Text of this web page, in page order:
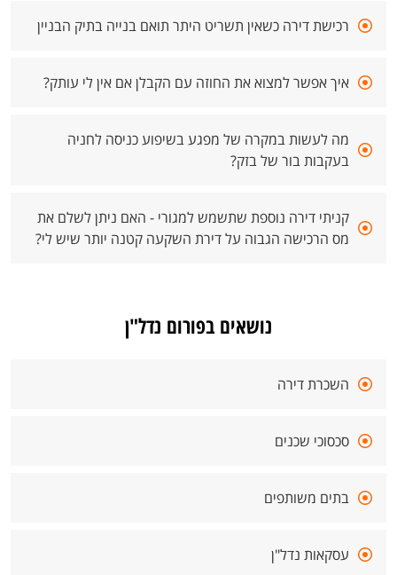
רכישת דירה כשאין תשריט היתר תואם בנייה בתיק הבניין
איך אפשר למצוא את החוזה עם הקבלן אם אין לי עותק?
מה לעשות במקרה של מפגע בשיפוע כניסה לחניה
בעקבות בור של בזק?
קניתי דירה נוספת שתשמש למגורי - האם ניתן לשלם את
מס הרכישה הגבוה על דירת השקעה קטנה יותר שיש לי?
נושאים בפורום נדל"ן
השכרת דירה
סכסוכי שכנים
בתים משותפים
עסקאות נדל"ן